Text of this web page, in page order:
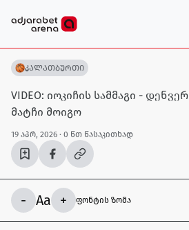
კალათბურთი
VIDEO: იოკიჩის სამმაგი -
მატჩი მოიგო
19 აპრ, 2026 · 0 წთ წასაკითხად
- Aa + ფონტის ზომა